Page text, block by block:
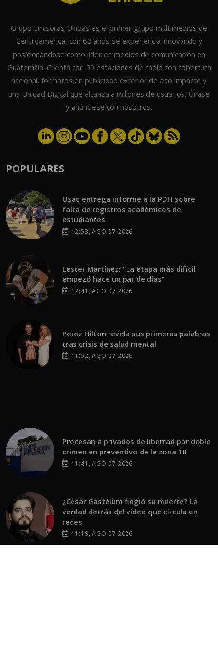
Grupo Emisoras Unidas es el primer grupo multimedios de
Centroamérica, con 60 años de experiencia innovando y
posicionándose como líder en medios de comunicación en
Guatemala. Cuenta con 59 estaciones de radio con cobertura
nacional, formatos en publicidad exterior de alto impacto y
una Unidad Digital que alcanza a millones de usuarios. Únase
y anúnciese con nosotros.
POPULARES
Usac entrega informe a la PDH sobre
falta de registros académicos de
estudiantes
12:53, AGO 07 2026
Lester Martínez: "La etapa más difícil
empezó hace un par de días"
12:41, AGO 07 2026
Perez Hilton revela sus primeras palabras
tras crisis de salud mental
11:52, AGO 07 2026
Procesan a privados de libertad por doble
crimen en preventivo de la zona 18
11:41, AGO 07 2026
¿César Gastélum fingió su muerte? La
verdad detrás del video que circula en
redes
11:19, AGO 07 2026